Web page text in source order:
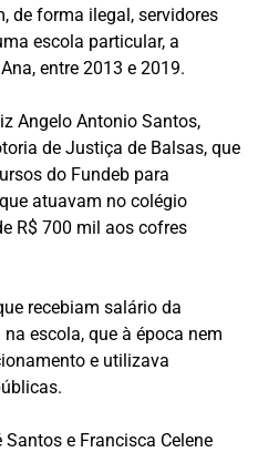
de forma ilegal, servidores
escola particular, a
entre 2013 e 2019.
Angelo Antonio Santos,
de Justiça de Balsas, que
do Fundeb para
atuavam no colégio
R$ 700 mil aos cofres
recebiam salário da
escola, que à época nem
e utilizava
e Francisca Celene